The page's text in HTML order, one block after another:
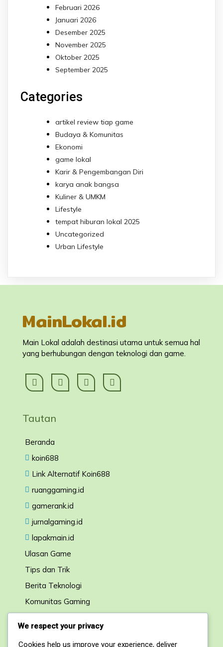
Februari 2026
Januari 2026
Desember 2025
November 2025
Oktober 2025
September 2025
Categories
artikel review tiap game
Budaya & Komunitas
Ekonomi
game lokal
Karir & Pengembangan Diri
karya anak bangsa
Kuliner & UMKM
Lifestyle
tempat hiburan lokal 2025
Uncategorized
Urban Lifestyle
MainLokal.id
Main Lokal adalah destinasi utama untuk semua hal
yang berhubungan dengan teknologi dan game.
Tautan
Beranda
koin688
Link Alternatif Koin688
ruanggaming.id
gamerank.id
jurnalgaming.id
lapakmain.id
Ulasan Game
Tips dan Trik
Berita Teknologi
Komunitas Gaming
We respect your privacy
Cookies help us improve your experience, deliver